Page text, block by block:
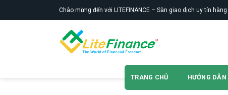
to
Chào mừng đến với LITEFINANCE – Sàn giao dịch uy tín
TRANG CHỦ HƯỚNG DẪN